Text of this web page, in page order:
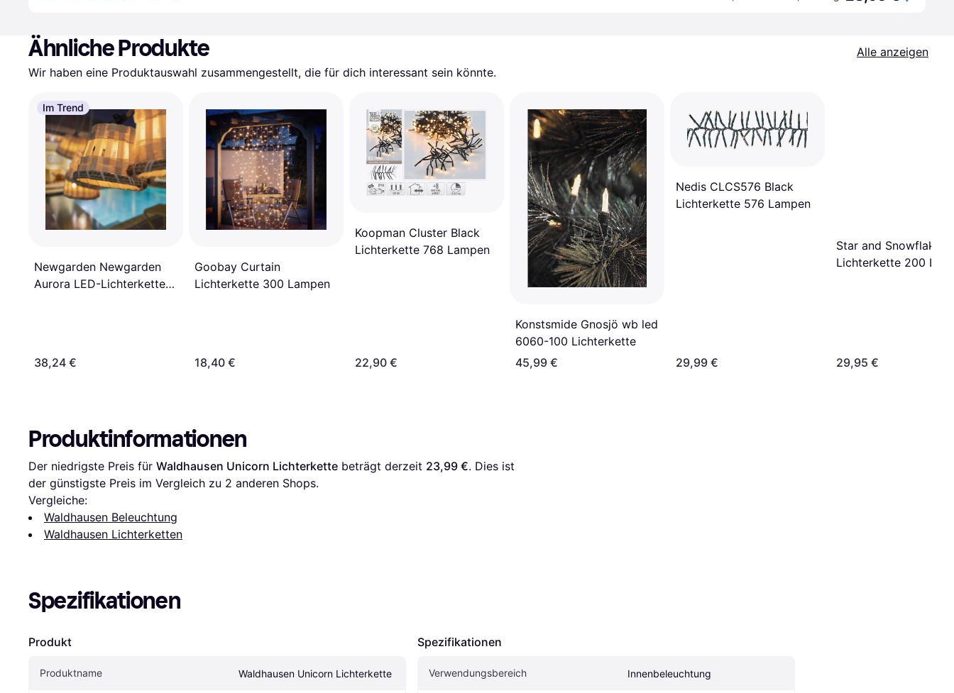
Ähnliche Produkte
Alle anzeigen
Wir haben eine Produktauswahl zusammengestellt, die für dich interessant sein könnte.
Im Trend
Newgarden Newgarden
Aurora LED-Lichterkette
38,24 €
Goobay Curtain
Lichterkette 300 Lampen
18,40 €
Koopman Cluster Black
Lichterkette 768 Lampen
22,90 €
Konstsmide Gnosjö wb led
6060-100 Lichterkette
45,99 €
Nedis CLCS576 Black
Lichterkette 576 Lampen
29,99 €
Star and Snowflake
Lichterkette 200
29,95 €
Produktinformationen
Der niedrigste Preis für Waldhausen Unicorn Lichterkette beträgt derzeit 23,99 €. Dies ist
der günstigste Preis im Vergleich zu 2 anderen Shops.
Vergleiche:
Waldhausen Beleuchtung
Waldhausen Lichterketten
Spezifikationen
Produkt
Produktname Waldhausen Unicorn Lichterkette
Spezifikationen
Verwendungsbereich Innenbeleuchtung